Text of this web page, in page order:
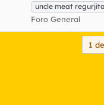
uncle meat
Foro General
1